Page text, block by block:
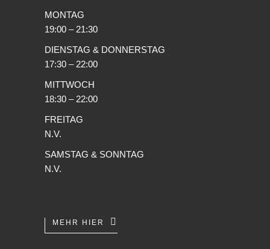
MONTAG
19:00 – 21:30
DIENSTAG & DONNERSTAG
17:30 – 22:00
MITTWOCH
18:30 – 22:00
FREITAG
N.V.
SAMSTAG & SONNTAG
N.V.
MEHR HIER